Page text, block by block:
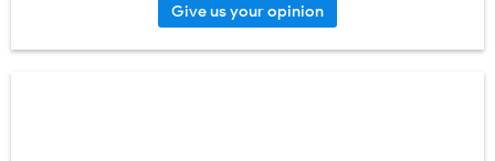
Give us your opinion